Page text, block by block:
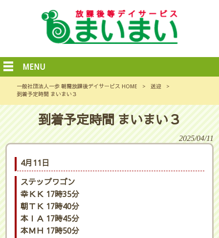
MENU
一般社団法人一歩 朝霞放課後デイサービス HOME > 送迎
>
到着予定時間 まいまい３
到着予定時間 まいまい３
2025/04/11
4月11日
ステップワゴン
幸ＫＫ 17時35分
朝ＴＫ 17時40分
本ＩＡ 17時45分
本ＭＨ 17時50分